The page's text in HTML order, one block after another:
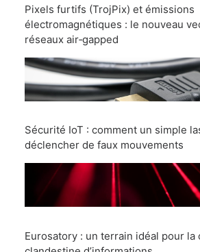
Pixels furtifs (TrojPix) et émissions
électromagnétiques : le nouveau
réseaux air‑gapped
Sécurité IoT : comment un simple
déclencher de faux mouvements
Eurosatory : un terrain idéal pour la